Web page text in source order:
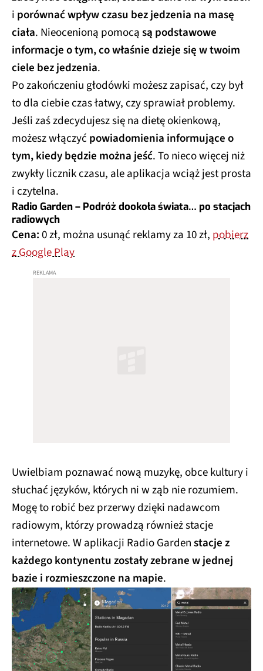
i porównać wpływ czasu bez jedzenia na masę
ciała. Nieocenioną pomocąsą podstawowe
informacje o tym, co właśnie dzieje się w twoim
ciele bez jedzenia.
Po zakończeniu głodówki możesz zapisać, czy był
to dla ciebie czas łatwy, czy sprawiał problemy.
Jeśli zaś zdecydujesz się na dietę okienkową,
możesz włączyć powiadomienia informujące o
tym, kiedy będzie można jeść. To nieco więcej niż
zwykły licznik czasu, ale aplikacja wciąż jest prosta
i czytelna.
Radio Garden – Podróż dookoła świata… po stacjach
radiowych
Cena:0 zł, można usunąć reklamy za 10 zł, pobierz
z Google Play
Uwielbiam poznawać nową muzykę, obce kultury i
słuchać języków, których ni w ząb nie rozumiem.
Mogę to robić bez przerwy dzięki nadawcom
radiowym, którzy prowadzą również stacje
internetowe. W aplikacji Radio Gardenstacje z
każdego kontynentu zostały zebrane w jednej
bazie i rozmieszczone na mapie.